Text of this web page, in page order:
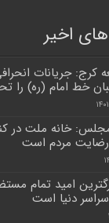
اخیر
کرج: جریانات
خط امام (ره) را
مجلس: خانه ملت در
مردم است
امید تمام
دنیا است